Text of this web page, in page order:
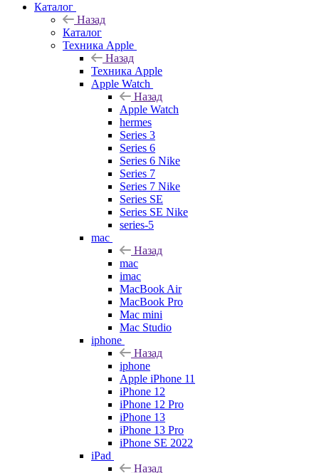
Каталог
Назад
Каталог
Техника Apple
Назад
Техника Apple
Apple Watch
Назад
Apple Watch
hermes
Series 3
Series 6
Series 6 Nike
Series 7
Series 7 Nike
Series SE
Series SE Nike
series-5
mac
Назад
mac
imac
MacBook Air
MacBook Pro
Mac mini
Mac Studio
iphone
Назад
iphone
Apple iPhone 11
iPhone 12
iPhone 12 Pro
iPhone 13
iPhone 13 Pro
iPhone SE 2022
iPad
Назад